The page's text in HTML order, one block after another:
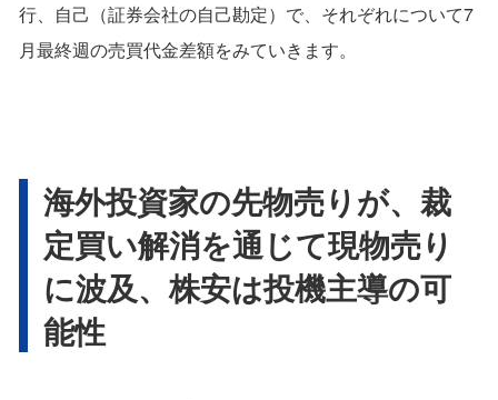
行、自己（証券会社の自己勘定）で、それぞれについて7
月最終週の売買代金差額をみていきます。
海外投資家の先物売りが、裁
定買い解消を通じて現物売り
に波及、株安は投機主導の可
能性